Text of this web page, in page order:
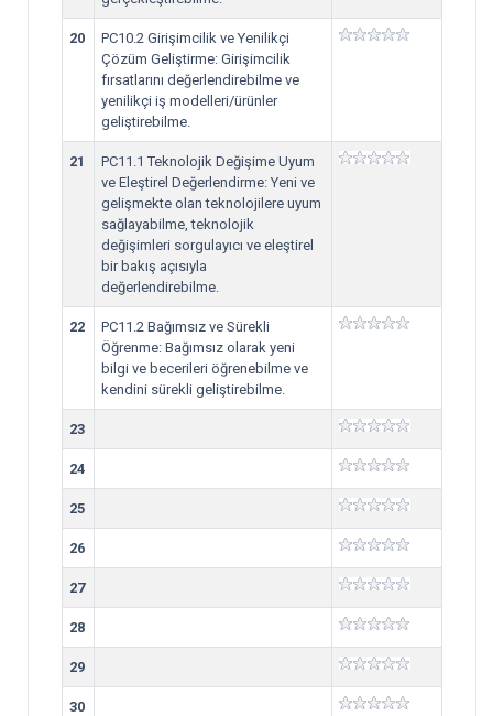
20
PC10.2 Girişimcilik ve Yenilikçi
Çözüm Geliştirme: Girişimcilik
fırsatlarını değerlendirebilme ve
yenilikçi iş modelleri/ürünler
geliştirebilme.
21
PC11.1 Teknolojik Değişime Uyum
ve Eleştirel Değerlendirme: Yeni ve
gelişmekte olan teknolojilere uyum
sağlayabilme, teknolojik
değişimleri sorgulayıcı ve eleştirel
bir bakış açısıyla
değerlendirebilme.
22
PC11.2 Bağımsız ve Sürekli
Öğrenme: Bağımsız olarak yeni
bilgi ve becerileri öğrenebilme ve
kendini sürekli geliştirebilme.
23
24
25
26
27
28
29
30